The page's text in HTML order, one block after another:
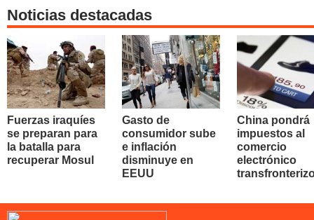
Noticias destacadas
Fuerzas iraquíes
se preparan para
la batalla para
recuperar Mosul
Gasto de
consumidor sube
e inflación
disminuye en
EEUU
China pondrá
impuestos al
comercio
electrónico